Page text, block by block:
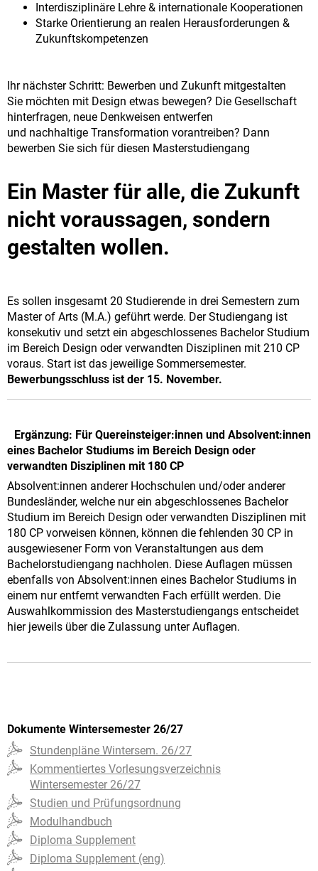
Interdisziplinäre Lehre & internationale Kooperationen
Starke Orientierung an realen Herausforderungen &
Zukunftskompetenzen
Ihr nächster Schritt: Bewerben und Zukunft mitgestalten
Sie möchten mit Design etwas bewegen? Die Gesellschaft
hinterfragen, neue Denkweisen entwerfen
und nachhaltige Transformation vorantreiben? Dann
bewerben Sie sich für diesen Masterstudiengang
Ein Master für alle, die Zukunft
nicht voraussagen, sondern
gestalten wollen.
Es sollen insgesamt 20 Studierende in drei Semestern zum
Master of Arts (M.A.) geführt werde. Der Studiengang ist
konsekutiv und setzt ein abgeschlossenes Bachelor Studium
im Bereich Design oder verwandten Disziplinen mit 210 CP
voraus. Start ist das jeweilige Sommersemester.
Bewerbungsschluss ist der 15. November.
Ergänzung: Für Quereinsteiger:innen und Absolvent:innen
eines Bachelor Studiums im Bereich Design oder
verwandten Disziplinen mit 180 CP
Absolvent:innen anderer Hochschulen und/oder anderer
Bundesländer, welche nur ein abgeschlossenes Bachelor
Studium im Bereich Design oder verwandten Disziplinen mit
180 CP vorweisen können, können die fehlenden 30 CP in
ausgewiesener Form von Veranstaltungen aus dem
Bachelorstudiengang nachholen. Diese Auflagen müssen
ebenfalls von Absolvent:innen eines Bachelor Studiums in
einem nur entfernt verwandten Fach erfüllt werden. Die
Auswahlkommission des Masterstudiengangs entscheidet
hier jeweils über die Zulassung unter Auflagen.
Dokumente Wintersemester 26/27
Stundenpläne Wintersem. 26/27
Kommentiertes Vorlesungsverzeichnis
Wintersemester 26/27
Studien und Prüfungsordnung
Modulhandbuch
Diploma Supplement
Diploma Supplement (eng)